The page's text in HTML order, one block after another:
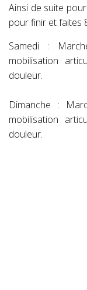
Ainsi de suite
pour finir et faites
Samedi :
mobilisation
douleur.
Dimanche :
mobilisation
douleur.